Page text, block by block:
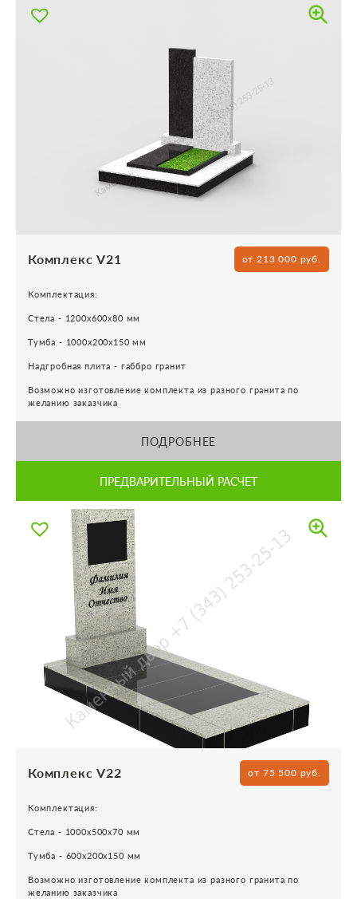
Комплекс V21 от 213 000 руб.
Комплектация:
Стела - 1200х600х80 мм
Тумба - 1000х200х150 мм
Надгробная плита - габбро гранит
Возможно изготовление комплекта из разного гранита по
желанию заказчика
ПОДРОБНЕЕ
ПРЕДВАРИТЕЛЬНЫЙ РАСЧЕТ
Комплекс V22 от 75 500 руб.
Комплектация:
Стела - 1000х500х70 мм
Тумба - 600х200х150 мм
Возможно изготовление комплекта из разного гранита по
желанию заказчика